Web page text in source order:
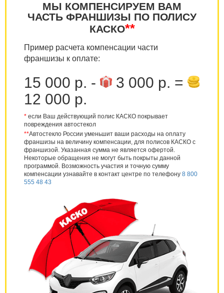
МЫ КОМПЕНСИРУЕМ ВАМ
ЧАСТЬ ФРАНШИЗЫ ПО ПОЛИСУ
КАСКО**
Пример расчета компенсации части
франшизы к оплате:
15 000 р. -
3 000 р. =
12 000 р.
* если Ваш действующий полис КАСКО покрывает
повреждения автостекол
**Автостекло России уменьшит ваши расходы на оплату
франшизы на величину компенсации, для полисов КАСКО с
франшизой. Указанная сумма не является офертой.
Некоторые обращения не могут быть покрыты данной
программой. Возможность участия и точную сумму
компенсации узнавайте в контакт центре по телефону 8 800
555 48 43